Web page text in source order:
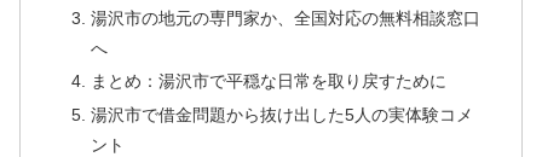
湯沢市の地元の専門家か、全国対応の無料相談窓口
へ
まとめ：湯沢市で平穏な日常を取り戻すために
湯沢市で借金問題から抜け出した5人の実体験コメ
ント